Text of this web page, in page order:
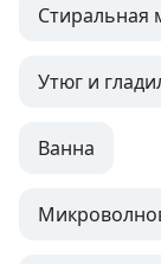
Стиральная
Утюг и
Ванна